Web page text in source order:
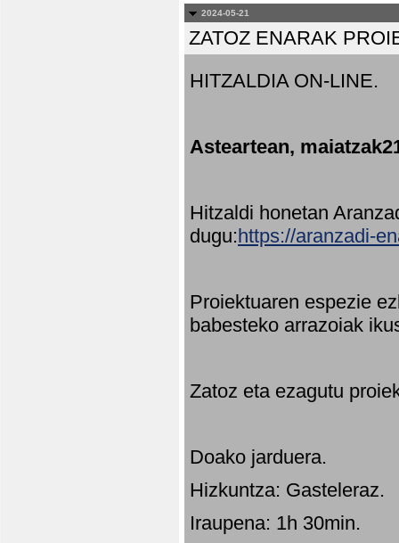
2024-05-21
ZATOZ ENARAK
HITZALDIA ON-LINE.
Asteartean,
Hitzaldi honetan
dugu:https://aranzadi-
Proiektuaren espezie
babesteko arrazoiak
Zatoz eta ezagutu
Doako jarduera.
Hizkuntza: Gasteleraz.
Iraupena: 1h 30min.